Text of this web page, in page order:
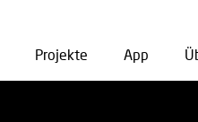
Projekte App